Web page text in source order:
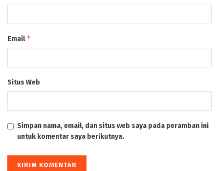
Email*
Situs Web
Simpan nama, email, dan situs web saya pada peramban ini
untuk komentar saya berikutnya.